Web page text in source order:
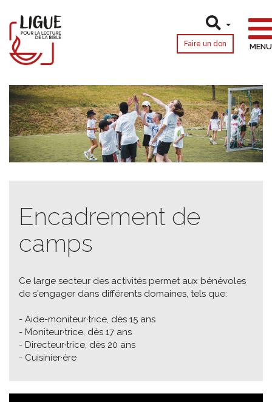
Faire un don MENU
Encadrement de
camps
Ce large secteur des activités permet aux bénévoles
de s'engager dans différents domaines, tels que:
- Aide-moniteur·trice, dès 15 ans
- Moniteur·trice, dès 17 ans
- Directeur·trice, dès 20 ans
- Cuisinier·ère